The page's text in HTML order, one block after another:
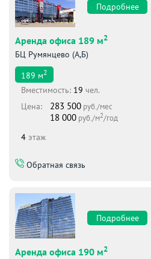
Подробнее
Аренда офиса 189 м2
БЦ Румянцево (А,Б)
189 м2
Вместимоcть: 19 чел.
Цена:
283 500 руб./мес
18 000 руб./м2/год
4 этаж
Обратная связь
Подробнее
Аренда офиса 190 м2